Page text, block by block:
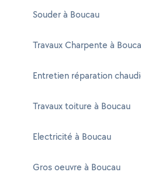
Souder à Boucau
Travaux Charpente à
Entretien réparation
Travaux toiture à Boucau
Electricité à Boucau
Gros oeuvre à Boucau